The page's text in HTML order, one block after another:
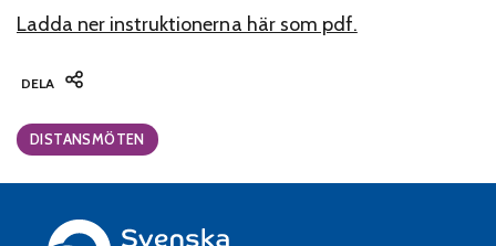
Ladda ner instruktionerna här som pdf.
DELA
Categories:
DISTANSMÖTEN